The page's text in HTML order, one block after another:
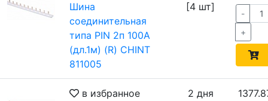
Шина
соединительная
типа PIN 2п 100А
(дл.1м) (R) CHINT
811005
[4 шт]
-
+
в избранное
2 дня